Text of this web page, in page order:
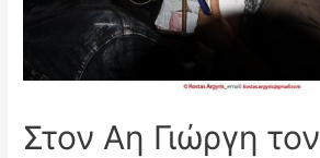
Στον Αη Γιώργη τον